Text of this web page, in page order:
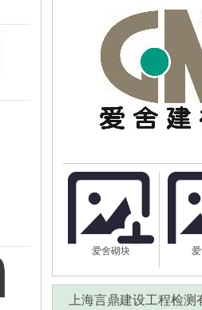
爱舍砌块
上海言鼎建设工程检测